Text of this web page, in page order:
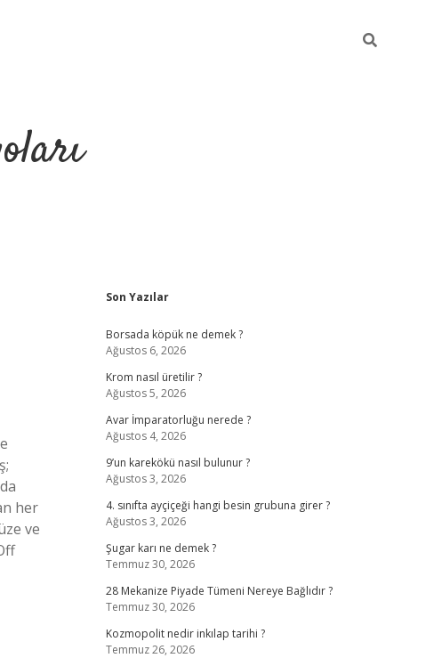
her
ve
Sidebar
Son Yazılar
Borsada köpük ne demek ?
Ağustos 6, 2026
Krom nasıl üretilir ?
Ağustos 5, 2026
Avar İmparatorluğu nerede ?
Ağustos 4, 2026
9’un karekökü nasıl bulunur ?
Ağustos 3, 2026
4. sınıfta ayçiçeği hangi besin grubuna girer ?
Ağustos 3, 2026
Şugar karı ne demek ?
Temmuz 30, 2026
28 Mekanize Piyade Tümeni Nereye Bağlıdır ?
Temmuz 30, 2026
Kozmopolit nedir inkılap tarihi ?
Temmuz 26, 2026
hiltonbet giriş